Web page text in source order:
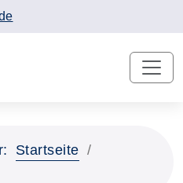
Startseite